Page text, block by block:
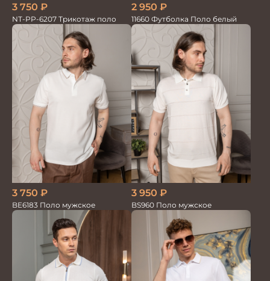
3 750 ₽
NT-PP-6207 Трикотаж поло
2 950 ₽
11660 Футболка Поло белый
3 750 ₽
BE6183 Поло мужское
3 950 ₽
BS960 Поло мужское